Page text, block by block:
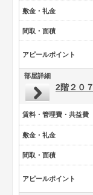
敷金・礼金
間取・面積
アピールポイント
部屋詳細
2階２０７
賃料・管理費・共益費
敷金・礼金
間取・面積
アピールポイント